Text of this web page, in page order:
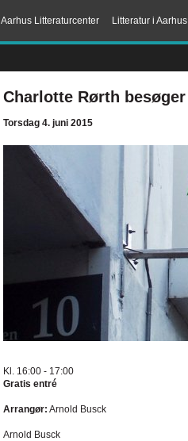
Litteratur i Aarhus
Aarhus Litteraturcenter
Charlotte Rørth
Torsdag 4. juni 2015
Kl. 16:00 - 17:00
Gratis entré
Arrangør: Arnold Busck
Arnold Busck